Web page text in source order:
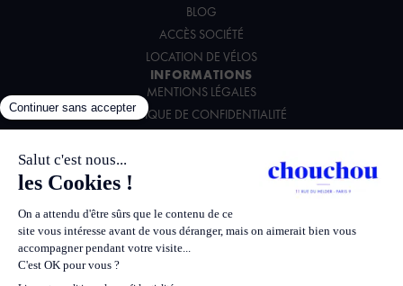
BLOG
ACCÈS SOCIÉTÉ
LOCATION DE VÉLOS
INFORMATIONS
MENTIONS LÉGALES
POLITIQUE DE CONFIDENTIALITÉ
CHARTE ENVIRONNEMENTALE